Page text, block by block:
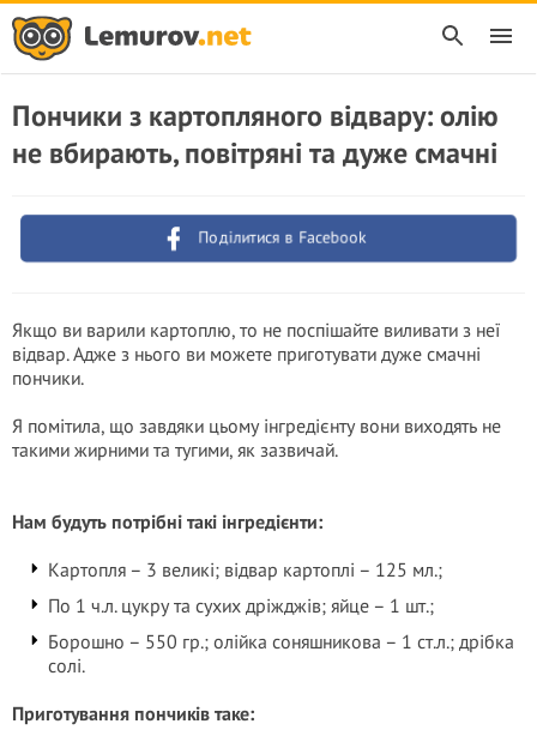
Пончики з картопляного відвару: олію
не вбирають, повітряні та дуже смачні
Поділитися в Facebook
Якщо ви варили картоплю, то не поспішайте виливати з неї
відвар. Адже з нього ви можете приготувати дуже смачні
пончики.
Я помітила, що завдяки цьому інгредієнту вони виходять не
такими жирними та тугими, як зазвичай.
Нам будуть потрібні такі інгредієнти:
Картопля – 3 великі; відвар картоплі – 125 мл.;
По 1 ч.л. цукру та сухих дріжджів; яйце – 1 шт.;
Борошно – 550 гр.; олійка соняшникова – 1 ст.л.; дрібка
солі.
Приготування пончиків таке: